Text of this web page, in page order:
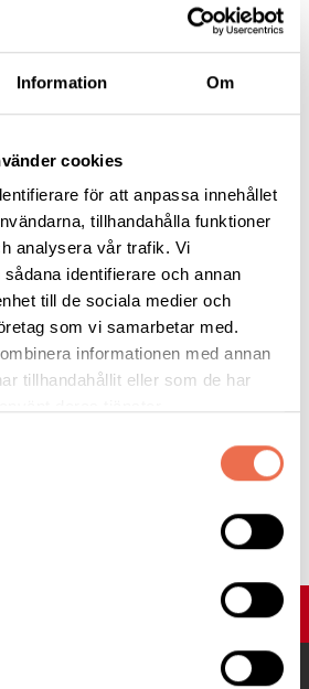
Information Om
cookies
för att anpassa innehållet
tillhandahålla funktioner
analysera vår trafik. Vi
identifierare och annan
till de sociala medier och
som vi samarbetar med.
informationen med annan
tillhandahållit eller som de har
19(dörren till vänster om
/ du kan också medverka digitalt via
om du kommer till lokalen eller
undvik starka dofter!
kan komma.
är för något?
UPP